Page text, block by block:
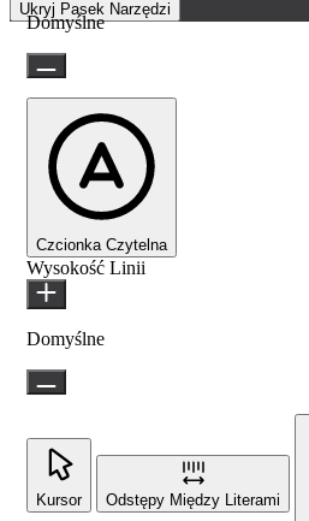
Ukryj Pasek Narzędzi
Domyślne
Czcionka Czytelna
Wysokość Linii
Domyślne
Kursor Odstępy Między Literami